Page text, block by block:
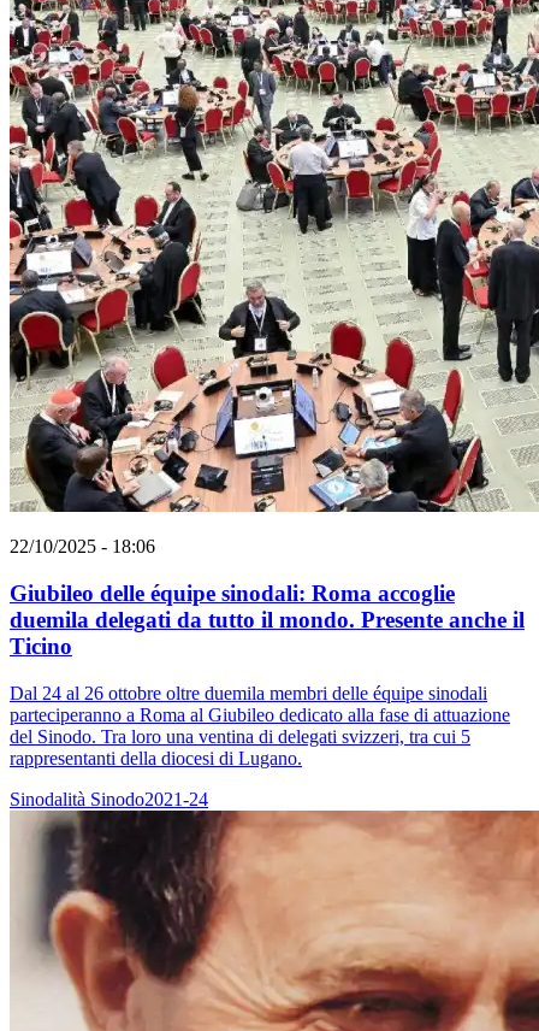
22/10/2025 - 18:06
Giubileo delle équipe sinodali: Roma accoglie
duemila delegati da tutto il mondo. Presente anche il
Ticino
Dal 24 al 26 ottobre oltre duemila membri delle équipe sinodali
parteciperanno a Roma al Giubileo dedicato alla fase di attuazione
del Sinodo. Tra loro una ventina di delegati svizzeri, tra cui 5
rappresentanti della diocesi di Lugano.
Sinodalità Sinodo2021-24